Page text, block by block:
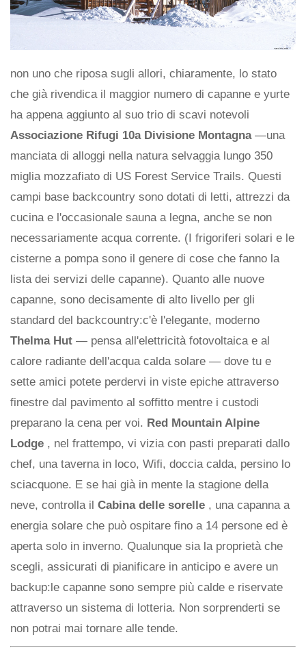
non uno che riposa sugli allori, chiaramente, lo stato
che già rivendica il maggior numero di capanne e yurte
ha appena aggiunto al suo trio di scavi notevoli
Associazione Rifugi 10a Divisione Montagna —una
manciata di alloggi nella natura selvaggia lungo 350
miglia mozzafiato di US Forest Service Trails. Questi
campi base backcountry sono dotati di letti, attrezzi da
cucina e l'occasionale sauna a legna, anche se non
necessariamente acqua corrente. (I frigoriferi solari e le
cisterne a pompa sono il genere di cose che fanno la
lista dei servizi delle capanne). Quanto alle nuove
capanne, sono decisamente di alto livello per gli
standard del backcountry:c'è l'elegante, moderno
Thelma Hut — pensa all'elettricità fotovoltaica e al
calore radiante dell'acqua calda solare — dove tu e
sette amici potete perdervi in ​​viste epiche attraverso
finestre dal pavimento al soffitto mentre i custodi
preparano la cena per voi. Red Mountain Alpine
Lodge , nel frattempo, vi vizia con pasti preparati dallo
chef, una taverna in loco, Wifi, doccia calda, persino lo
sciacquone. E se hai già in mente la stagione della
neve, controlla il Cabina delle sorelle , una capanna a
energia solare che può ospitare fino a 14 persone ed è
aperta solo in inverno. Qualunque sia la proprietà che
scegli, assicurati di pianificare in anticipo e avere un
backup:le capanne sono sempre più calde e riservate
attraverso un sistema di lotteria. Non sorprenderti se
non potrai mai tornare alle tende.